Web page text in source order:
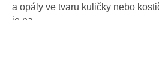
a opály ve tvaru kuličky nebo
je na...